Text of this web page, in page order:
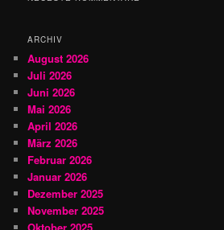
ARCHIV
August 2026
Juli 2026
Juni 2026
Mai 2026
April 2026
März 2026
Februar 2026
Januar 2026
Dezember 2025
November 2025